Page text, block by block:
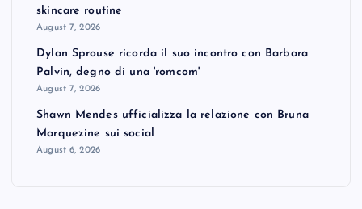
skincare routine
August 7, 2026
Dylan Sprouse ricorda il suo incontro con Barbara
Palvin, degno di una 'romcom'
August 7, 2026
Shawn Mendes ufficializza la relazione con Bruna
Marquezine sui social
August 6, 2026